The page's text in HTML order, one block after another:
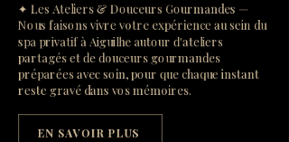
✦ Les Ateliers & Douceurs Gourmandes —
Nous faisons vivre votre expérience au sein du
spa privatif à Aiguilhe autour d'ateliers
partagés et de douceurs gourmandes
préparées avec soin, pour que chaque instant
reste gravé dans vos mémoires.
EN SAVOIR PLUS